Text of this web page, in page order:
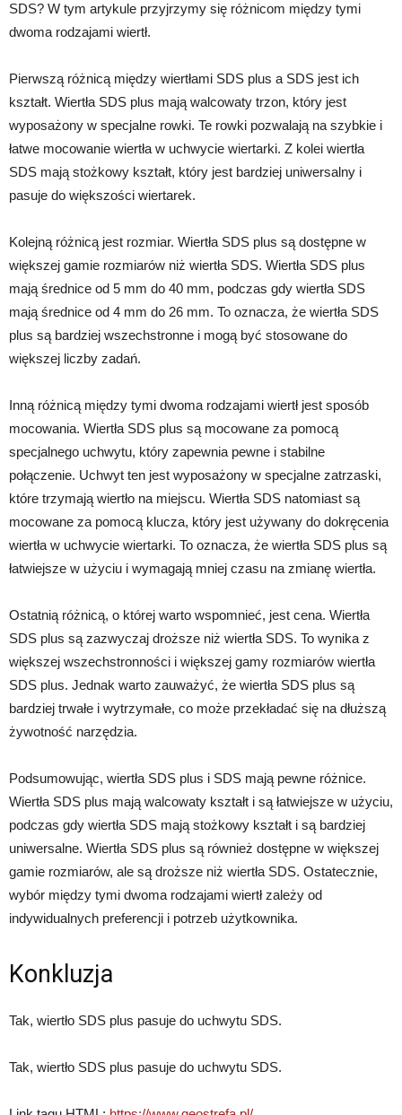
SDS? W tym artykule przyjrzymy się różnicom między tymi
dwoma rodzajami wiertł.
Pierwszą różnicą między wiertłami SDS plus a SDS jest ich
kształt. Wiertła SDS plus mają walcowaty trzon, który jest
wyposażony w specjalne rowki. Te rowki pozwalają na szybkie i
łatwe mocowanie wiertła w uchwycie wiertarki. Z kolei wiertła
SDS mają stożkowy kształt, który jest bardziej uniwersalny i
pasuje do większości wiertarek.
Kolejną różnicą jest rozmiar. Wiertła SDS plus są dostępne w
większej gamie rozmiarów niż wiertła SDS. Wiertła SDS plus
mają średnice od 5 mm do 40 mm, podczas gdy wiertła SDS
mają średnice od 4 mm do 26 mm. To oznacza, że wiertła SDS
plus są bardziej wszechstronne i mogą być stosowane do
większej liczby zadań.
Inną różnicą między tymi dwoma rodzajami wiertł jest sposób
mocowania. Wiertła SDS plus są mocowane za pomocą
specjalnego uchwytu, który zapewnia pewne i stabilne
połączenie. Uchwyt ten jest wyposażony w specjalne zatrzaski,
które trzymają wiertło na miejscu. Wiertła SDS natomiast są
mocowane za pomocą klucza, który jest używany do dokręcenia
wiertła w uchwycie wiertarki. To oznacza, że wiertła SDS plus są
łatwiejsze w użyciu i wymagają mniej czasu na zmianę wiertła.
Ostatnią różnicą, o której warto wspomnieć, jest cena. Wiertła
SDS plus są zazwyczaj droższe niż wiertła SDS. To wynika z
większej wszechstronności i większej gamy rozmiarów wiertła
SDS plus. Jednak warto zauważyć, że wiertła SDS plus są
bardziej trwałe i wytrzymałe, co może przekładać się na dłuższą
żywotność narzędzia.
Podsumowując, wiertła SDS plus i SDS mają pewne różnice.
Wiertła SDS plus mają walcowaty kształt i są łatwiejsze w użyciu,
podczas gdy wiertła SDS mają stożkowy kształt i są bardziej
uniwersalne. Wiertła SDS plus są również dostępne w większej
gamie rozmiarów, ale są droższe niż wiertła SDS. Ostatecznie,
wybór między tymi dwoma rodzajami wiertł zależy od
indywidualnych preferencji i potrzeb użytkownika.
Konkluzja
Tak, wiertło SDS plus pasuje do uchwytu SDS.
Tak, wiertło SDS plus pasuje do uchwytu SDS.